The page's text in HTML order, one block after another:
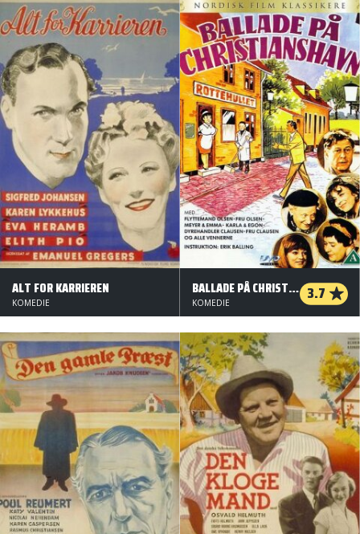
ALT FOR KARRIEREN
KOMEDIE
BALLADE PÅ CHRISTIANSHAVN 3.7
KOMEDIE